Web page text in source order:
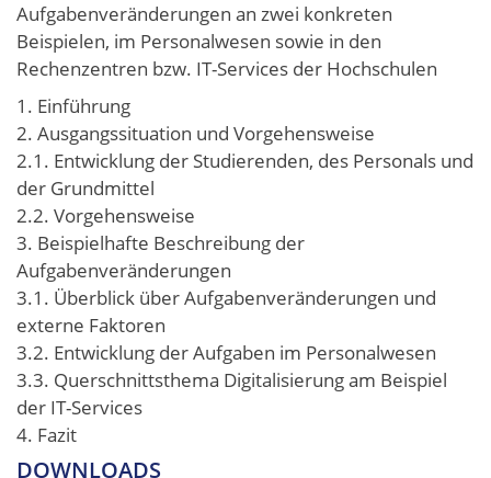
Aufgabenveränderungen an zwei konkreten
Beispielen, im Personalwesen sowie in den
Rechenzentren bzw. IT-Services der Hochschulen
1. Einführung
2. Ausgangssituation und Vorgehensweise
2.1. Entwicklung der Studierenden, des Personals und
der Grundmittel
2.2. Vorgehensweise
3. Beispielhafte Beschreibung der
Aufgabenveränderungen
3.1. Überblick über Aufgabenveränderungen und
externe Faktoren
3.2. Entwicklung der Aufgaben im Personalwesen
3.3. Querschnittsthema Digitalisierung am Beispiel
der IT-Services
4. Fazit
DOWNLOADS